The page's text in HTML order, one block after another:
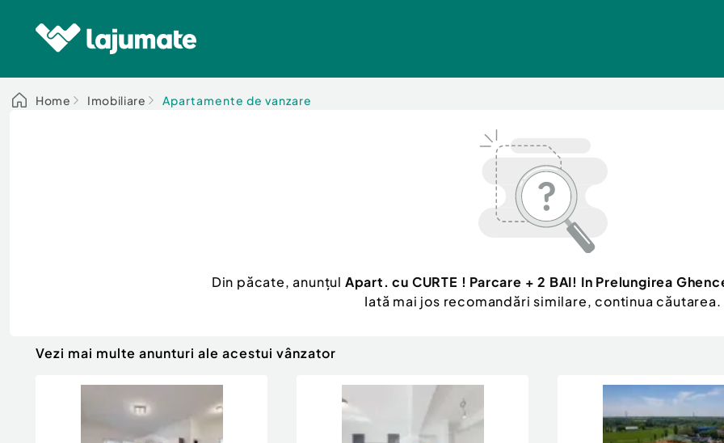
Home Imobiliare Apartamente de vanzare
Din păcate, anunțul Apart. cu CURTE ! Parcare + 2 BAI! In Prelungirea
Iată mai jos recomandări similare, continua căutarea.
Vezi mai multe anunturi ale acestui vânzator